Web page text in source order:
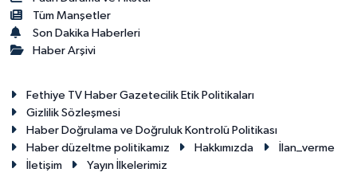
Tüm Manşetler
Son Dakika Haberleri
Haber Arşivi
Fethiye TV Haber Gazetecilik Etik Politikaları
Gizlilik Sözleşmesi
Haber Doğrulama ve Doğruluk Kontrolü Politikası
Haber düzeltme politikamız
Hakkımızda
İlan_verme
İletişim
Yayın İlkelerimiz